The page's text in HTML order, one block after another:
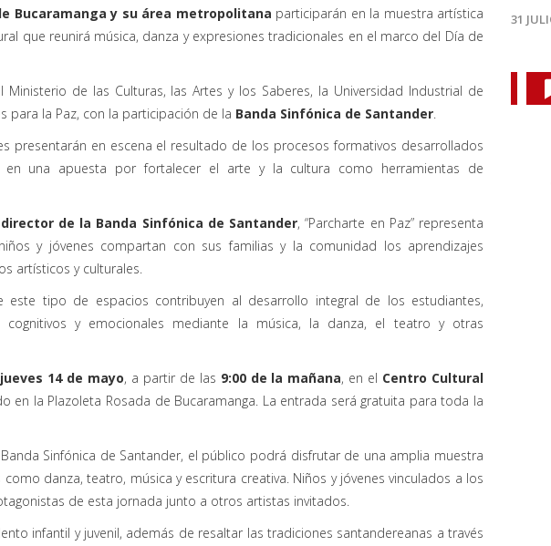
Bucaramanga y su área metropolitana participarán en la muestra artística
que reunirá música, danza y expresiones tradicionales en el marco del Día de
de las Culturas, las Artes y los Saberes, la Universidad Industrial de
para la Paz, con la participación de la Banda Sinfónica de Santander
presentarán en escena el resultado de los procesos formativos desarrollados
en una apuesta por fortalecer el arte y la cultura como herramientas de
de la Banda Sinfónica de Santander, “Parcharte en Paz” representa
y jóvenes compartan con sus familias y la comunidad los aprendizajes
artísticos y culturales.
este tipo de espacios contribuyen al desarrollo integral de los estudiantes,
cognitivos y emocionales mediante la música, la danza, el teatro y otras
jueves 14 de mayo, a partir de las 9:00 de la mañana, en el Centro Cultural
en la Plazoleta Rosada de Bucaramanga. La entrada será gratuita para toda la
Sinfónica de Santander, el público podrá disfrutar de una amplia muestra
danza, teatro, música y escritura creativa. Niños y jóvenes vinculados a los
de esta jornada junto a otros artistas invitados.
infantil y juvenil, además de resaltar las tradiciones santandereanas a través
31